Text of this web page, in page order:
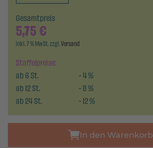
Staffelpreise:
ab6St. -4%
ab12St. -8%
ab24St. -12%
Gesamtpreis
5,75€
inkl. 7 % MwSt. zzgl.Versand
In den Warenkorb